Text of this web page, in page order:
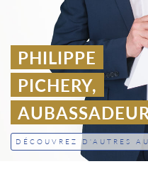
PHILIPPE
PICHERY,
DÉCOUVREZ D'AUTRES